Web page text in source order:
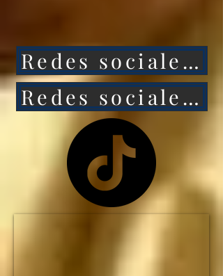
Unidos caerá aún más
rápido.
NO HAY MANERA de
que Estados Unidos
siga siendo la primera
potencia mundial... y el
ESTADOUNIDENSE
Redes sociales 1
Redes sociales 2